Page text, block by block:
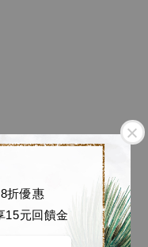
折優惠
15元回饋金